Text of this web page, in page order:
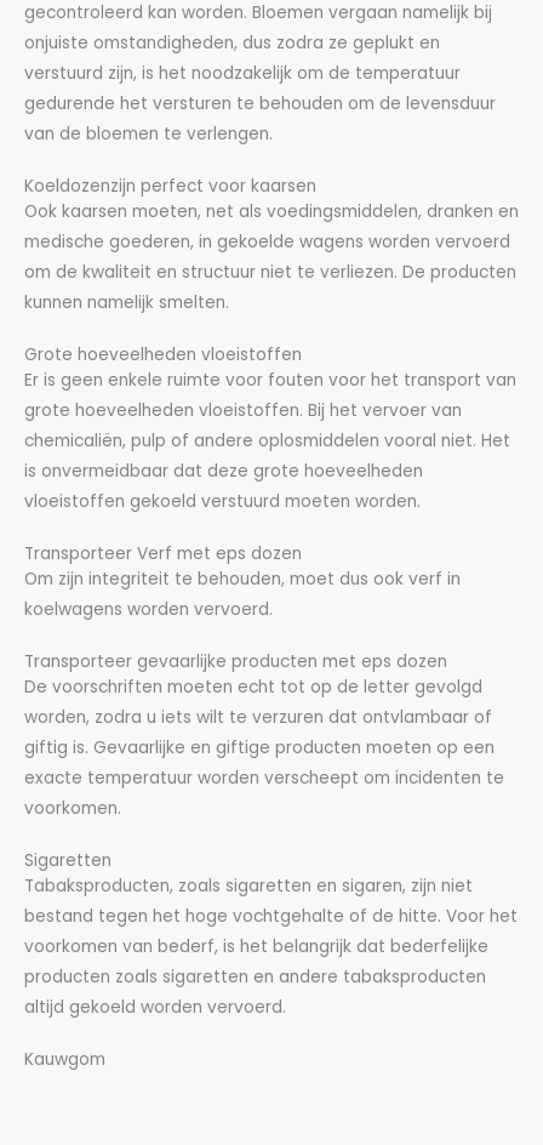
gecontroleerd kan worden. Bloemen vergaan namelijk bij
onjuiste omstandigheden, dus zodra ze geplukt en
verstuurd zijn, is het noodzakelijk om de temperatuur
gedurende het versturen te behouden om de levensduur
van de bloemen te verlengen.
Koeldozenzijn perfect voor kaarsen
Ook kaarsen moeten, net als voedingsmiddelen, dranken en
medische goederen, in gekoelde wagens worden vervoerd
om de kwaliteit en structuur niet te verliezen. De producten
kunnen namelijk smelten.
Grote hoeveelheden vloeistoffen
Er is geen enkele ruimte voor fouten voor het transport van
grote hoeveelheden vloeistoffen. Bij het vervoer van
chemicaliën, pulp of andere oplosmiddelen vooral niet. Het
is onvermeidbaar dat deze grote hoeveelheden
vloeistoffen gekoeld verstuurd moeten worden.
Transporteer Verf met eps dozen
Om zijn integriteit te behouden, moet dus ook verf in
koelwagens worden vervoerd.
Transporteer gevaarlijke producten met eps dozen
De voorschriften moeten echt tot op de letter gevolgd
worden, zodra u iets wilt te verzuren dat ontvlambaar of
giftig is. Gevaarlijke en giftige producten moeten op een
exacte temperatuur worden verscheept om incidenten te
voorkomen.
Sigaretten
Tabaksproducten, zoals sigaretten en sigaren, zijn niet
bestand tegen het hoge vochtgehalte of de hitte. Voor het
voorkomen van bederf, is het belangrijk dat bederfelijke
producten zoals sigaretten en andere tabaksproducten
altijd gekoeld worden vervoerd.
Kauwgom